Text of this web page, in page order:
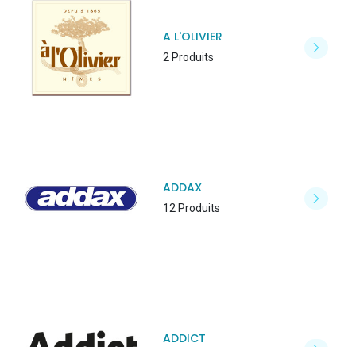
A L'OLIVIER
2 Produits
ADDAX
12 Produits
ADDICT